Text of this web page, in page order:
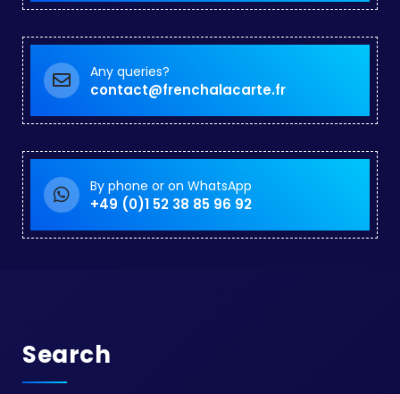
Any queries?
contact@frenchalacarte.fr
By phone or on WhatsApp
+49 (0)1 52 38 85 96 92
Search